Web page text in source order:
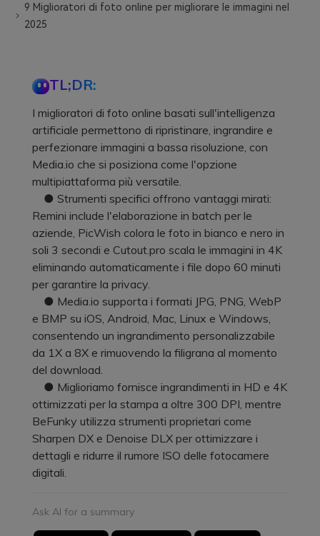
9 Miglioratori di foto online per migliorare le immagini nel
2025
TL;DR:
I miglioratori di foto online basati sull'intelligenza
artificiale permettono di ripristinare, ingrandire e
perfezionare immagini a bassa risoluzione, con
Media.io che si posiziona come l'opzione
multipiattaforma più versatile.
● Strumenti specifici offrono vantaggi mirati:
Remini include l'elaborazione in batch per le
aziende, PicWish colora le foto in bianco e nero in
soli 3 secondi e Cutout.pro scala le immagini in 4K
eliminando automaticamente i file dopo 60 minuti
per garantire la privacy.
● Media.io supporta i formati JPG, PNG, WebP
e BMP su iOS, Android, Mac, Linux e Windows,
consentendo un ingrandimento personalizzabile
da 1X a 8X e rimuovendo la filigrana al momento
del download.
● Miglioriamo fornisce ingrandimenti in HD e 4K
ottimizzati per la stampa a oltre 300 DPI, mentre
BeFunky utilizza strumenti proprietari come
Sharpen DX e Denoise DLX per ottimizzare i
dettagli e ridurre il rumore ISO delle fotocamere
digitali.
Ask AI for a summary